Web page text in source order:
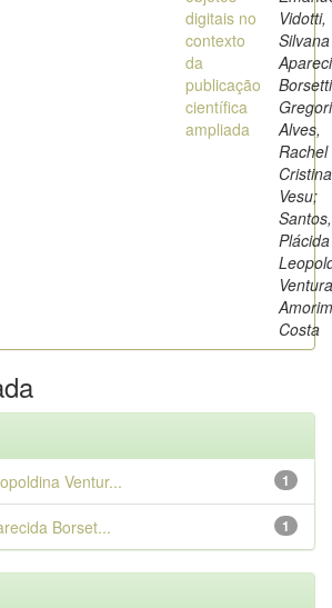
digitais no
contexto
da
publicação
científica
ampliada
Vidotti,
Silvana
Borsetti
Alves,
Rachel
Cristina
Vesu;
Santos,
Plácida
Ventura
Costa
1
Ventur...
1
Borset...